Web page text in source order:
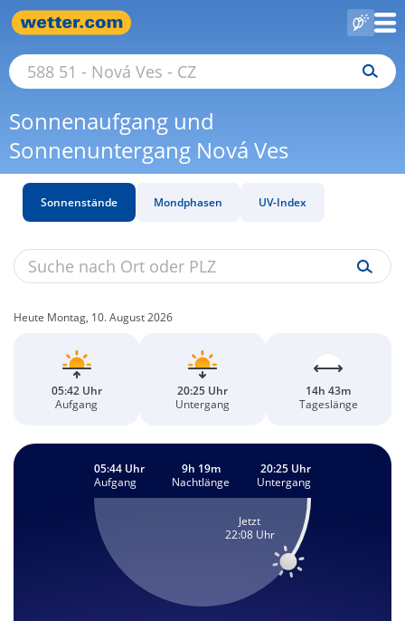
Sonnenaufgang und
Sonnenuntergang Nová Ves
Sonnenstände Mondphasen UV-Index
Heute Montag, 10. August 2026
05:42 Uhr
Aufgang
20:25 Uhr
Untergang
14h 43m
Tageslänge
Jetzt
22:08 Uhr
05:44 Uhr
Aufgang
9h 19m
Nachtlänge
20:25 Uhr
Untergang